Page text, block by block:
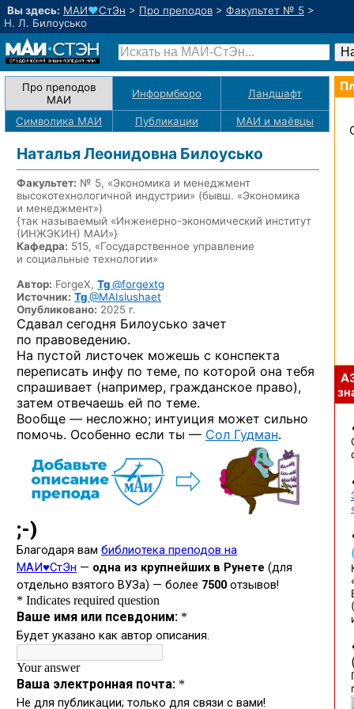
Вы здесь: МАИ♥СтЭн > Про преподов > Факультет № 5 >
Н. Л. Билоусько
Про преподов
МАИ
Информбюро Ландшафт
Символика МАИ Публикации МАИ и маёвцы
Наталья Леонидовна Билоусько
Факультет: № 5, «Экономика и менеджмент
высокотехнологичной индустрии» (бывш. «Экономика
и менеджмент»)
{так называемый «Инженерно-экономический институт
(ИНЖЭКИН) МАИ»}
Кафедра: 515, «Государственное управление
и социальные технологии»
Автор: ForgeX, Tg@forgextg
Источник: Tg@MAIslushaet
Опубликовано: 2025 г.
Сдавал сегодня Билоусько зачет
по правоведению.
На пустой листочек можешь с конспекта
переписать инфу по теме, по которой она тебя
спрашивает (например, гражданское право),
затем отвечаешь ей по теме.
Вообще — несложно; интуиция может сильно
помочь. Особенно если ты — Сол Гудман.
(